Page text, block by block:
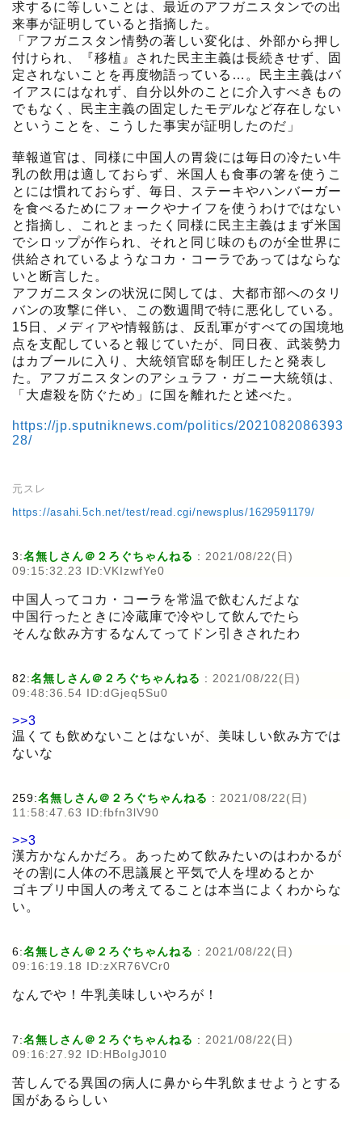
求するに等しいことは、最近のアフガニスタンでの出
来事が証明していると指摘した。
「アフガニスタン情勢の著しい変化は、外部から押し
付けられ、『移植』された民主主義は長続きせず、固
定されないことを再度物語っている…。民主主義はバ
イアスにはなれず、自分以外のことに介入すべきもの
でもなく、民主主義の固定したモデルなど存在しない
ということを、こうした事実が証明したのだ」
華報道官は、同様に中国人の胃袋には毎日の冷たい牛
乳の飲用は適しておらず、米国人も食事の箸を使うこ
とには慣れておらず、毎日、ステーキやハンバーガー
を食べるためにフォークやナイフを使うわけではない
と指摘し、これとまったく同様に民主主義はまず米国
でシロップが作られ、それと同じ味のものが全世界に
供給されているようなコカ・コーラであってはならな
いと断言した。
アフガニスタンの状況に関しては、大都市部へのタリ
バンの攻撃に伴い、この数週間で特に悪化している。
15日、メディアや情報筋は、反乱軍がすべての国境地
点を支配していると報じていたが、同日夜、武装勢力
はカブールに入り、大統領官邸を制圧したと発表し
た。アフガニスタンのアシュラフ・ガニー大統領は、
「大虐殺を防ぐため」に国を離れたと述べた。
https://jp.sputniknews.com/politics/2021082086393
28/
元スレ
https://asahi.5ch.net/test/read.cgi/newsplus/1629591179/
3:名無しさん＠２ろぐちゃんねる : 2021/08/22(日)
09:15:32.23 ID:VKIzwfYe0
中国人ってコカ・コーラを常温で飲むんだよな
中国行ったときに冷蔵庫で冷やして飲んでたら
そんな飲み方するなんてってドン引きされたわ
82:名無しさん＠２ろぐちゃんねる : 2021/08/22(日)
09:48:36.54 ID:dGjeq5Su0
>>3
温くても飲めないことはないが、美味しい飲み方では
ないな
259:名無しさん＠２ろぐちゃんねる : 2021/08/22(日)
11:58:47.63 ID:fbfn3lV90
>>3
漢方かなんかだろ。あっためて飲みたいのはわかるが
その割に人体の不思議展と平気で人を埋めるとか
ゴキブリ中国人の考えてることは本当によくわからな
い。
6:名無しさん＠２ろぐちゃんねる : 2021/08/22(日)
09:16:19.18 ID:zXR76VCr0
なんでや！牛乳美味しいやろが！
7:名無しさん＠２ろぐちゃんねる : 2021/08/22(日)
09:16:27.92 ID:HBoIgJ010
苦しんでる異国の病人に鼻から牛乳飲ませようとする
国があるらしい